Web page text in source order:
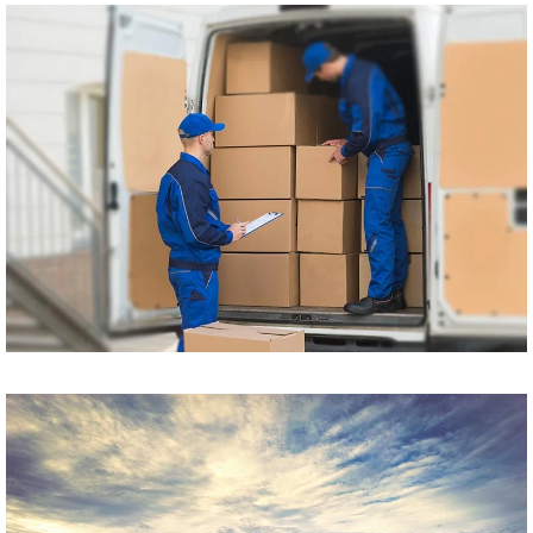
na adres tanio cena od
drzwi do drzwi
Przewóz osób
Przewóz paczek